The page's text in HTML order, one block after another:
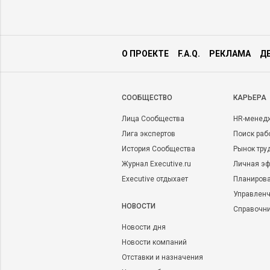
О ПРОЕКТЕ F.A.Q. РЕКЛАМА
CООБЩЕСТВО
Лица Сообщества
Лига экспертов
История Сообщества
Журнал Executive.ru
Executive отдыхает
НОВОСТИ
Новости дня
Новости компаний
Отставки и назначения
КАРЬЕРА
HR-
Поиск
Рынок
Личная